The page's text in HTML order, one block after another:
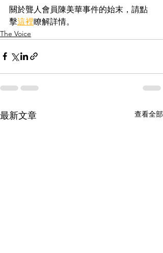
關於聾人會員陳美華事件的始末，請點
擊這裡瞭解詳情。
The Voice
最新文章 查看全部